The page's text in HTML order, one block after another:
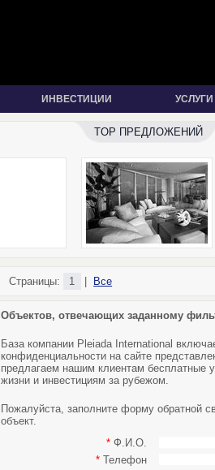
ИНВЕСТИЦИИ УСЛУГИ
TOP ПРЕДЛОЖЕНИЙ
Страницы: 1 Все
Объектов, отвечающих заданному
База компании Pleiada International
конфиденциальности на сайте
предлагаем нашим клиентам бесплатные
жизни и инвестициям за рубежом.
Пожалуйста, заполните форму обратной
объект.
*Ф.И.О.
*Телефон